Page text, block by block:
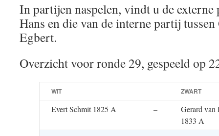
In partijen naspelen, vindt u de
Hans en die van de interne partij
Egbert.
Overzicht voor ronde 29, gespeeld op
WIT ZWART
Evert Schmit 1825 A –
Gerard van
1833 A